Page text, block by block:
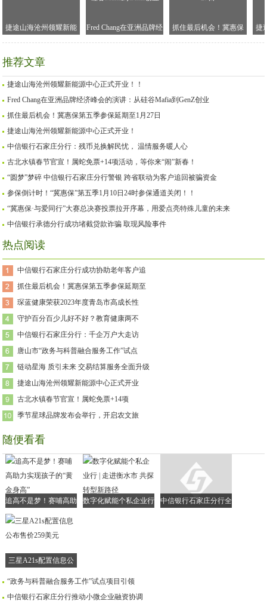
捷途山海沧州领耀新能
源中心正式开业！！
Fred Chang在亚洲品牌经
济峰会的演讲：从硅谷
抓住最后机会！冀惠保
第五季参保延期至1月27
捷
推荐文章
捷途山海沧州领耀新能源中心正式开业！！
Fred Chang在亚洲品牌经济峰会的演讲：从硅谷Mafia到GenZ创业
抓住最后机会！冀惠保第五季参保延期至1月27日
捷途山海沧州领耀新能源中心正式开业！
中信银行石家庄分行：残币兑换解民忧， 温情服务暖人心
古北水镇春节官宣！属蛇免票+14项活动，等你来“闹”新春！
“圆梦”梦碎 中信银行石家庄分行警银 跨省联动为客户追回被骗资金
参保倒计时！“冀惠保”第五季1月10日24时参保通道关闭！！
“冀惠保·与爱同行”大赛总决赛投票拉开序幕，用爱点亮特殊儿童的未来
中信银行承德分行成功堵截贷款诈骗 取现风险事件
热点阅读
中信银行石家庄分行成功协助老年客户追
抓住最后机会！冀惠保第五季参保延期至
琛蓝健康荣获2023年度青岛市高成长性
守护百分百少儿好不好？教育健康两不
中信银行石家庄分行：千企万户大走访
唐山市“政务与科普融合服务工作”试点
链动星海 质引未来 交易结算服务全面升级
捷途山海沧州领耀新能源中心正式开业
古北水镇春节官宣！属蛇免票+14项
季节星球品牌发布会举行，开启农文旅
随便看看
追高不是梦！赛哺高助
力实现孩子的“黄金身
数字化赋能个私企业行
中信银行石家庄分行全
三星A21s配置信息公
“政务与科普融合服务工作”试点项目引领
中信银行石家庄分行推动小微企业融资协调